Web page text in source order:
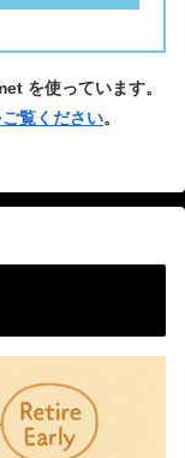
を使っています。
覧ください。